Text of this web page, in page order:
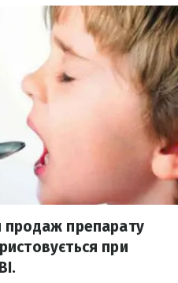
продаж препарату
при